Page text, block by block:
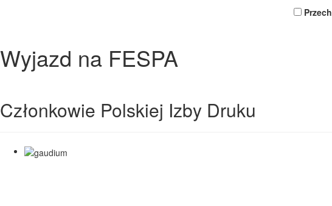
Wyjazd na FESPA
Członkowie Polskiej Izby Druku